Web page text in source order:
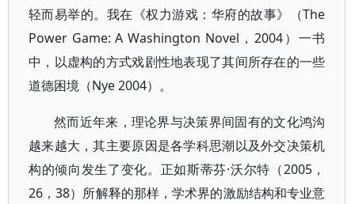
轻而易举的。我在《权力游戏：华府的故事》（The
Power Game: A Washington Novel，2004）一书
中，以虚构的方式戏剧性地表现了其间所存在的一些
道德困境（Nye 2004）。
然而近年来，理论界与决策界间固有的文化鸿沟
越来越大，其主要原因是各学科思潮以及外交决策机
构的倾向发生了变化。正如斯蒂芬·沃尔特（2005，
26，38）所解释的那样，学术界的激励结构和专业意